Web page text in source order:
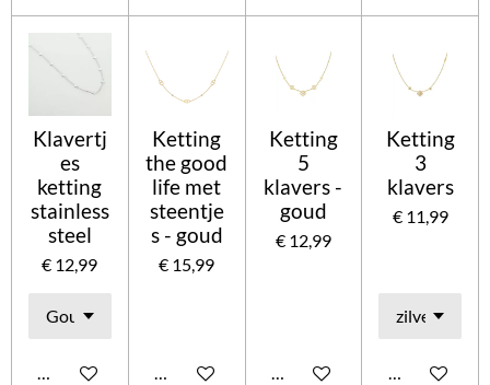
Klavertj
es
ketting
stainless
steel
€ 12,99
In winkelwagen
Ketting
the good
life met
steentje
s - goud
€ 15,99
In winkelwagen
Ketting
5
klavers -
goud
€ 12,99
In winkelwagen
Ketting
3
klavers
€ 11,99
In